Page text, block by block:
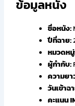
ข้อมูลหนัง
ชื่อหนัง:
ปีที่ฉาย:
หมวดห
ผู้กำกับ:
ความยา
วันเข้าฉ
คะแนน